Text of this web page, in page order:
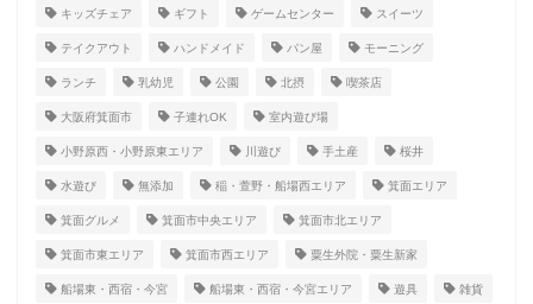
キッズチェア ギフト ゲームセンター スイーツ
テイクアウト ハンドメイド パン屋 モーニング
ランチ 乳幼児 公園 北摂 喫茶店
大阪府箕面市 子連れOK 室内遊び場
小野原西・小野原東エリア 川遊び 手土産 桜井
水遊び 無添加 稲・萱野・船場西エリア 箕面エリア
箕面グルメ 箕面市中央エリア 箕面市北エリア
箕面市東エリア 箕面市西エリア 粟生外院・粟生新家
船場東・西宿・今宮 船場東・西宿・今宮エリア 遊具 雑貨